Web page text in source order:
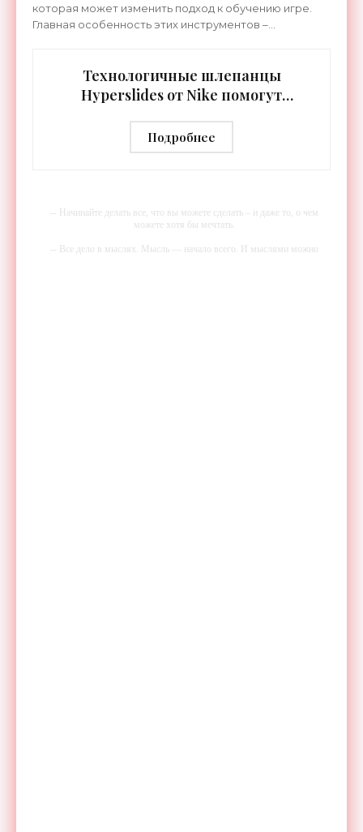
которая может изменить подход к обучению игре.
Главная особенность этих инструментов –
Технологичные шлепанцы
Hyperslides от Nike помогут
тренировки - «Гаджеты»
Подробнее
-- Начинайте делать все, что вы можете сделать – и даже то, о чем
можете хотя бы мечтать.
-- Все дело в мыслях. Мысль — начало всего. И мыслями можно